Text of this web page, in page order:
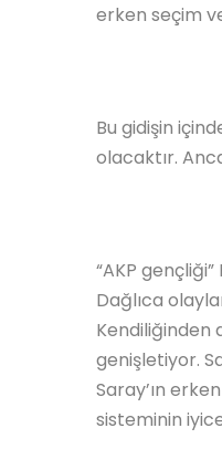
erken seçim
Bu gidişin
olacaktır.
“AKP
Dağlıca
Kendiliğinden
genişletiyor.
Saray’ın
sisteminin